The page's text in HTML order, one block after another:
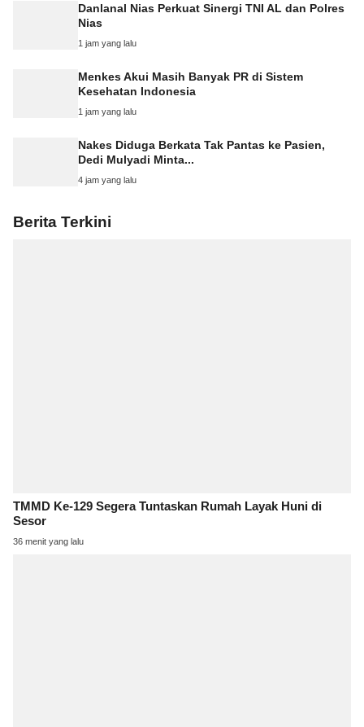
Danlanal Nias Perkuat Sinergi TNI AL dan Polres
Nias
1 jam yang lalu
Menkes Akui Masih Banyak PR di Sistem
Kesehatan Indonesia
1 jam yang lalu
Nakes Diduga Berkata Tak Pantas ke Pasien,
Dedi Mulyadi Minta...
4 jam yang lalu
Berita Terkini
TMMD Ke-129 Segera Tuntaskan Rumah Layak Huni di
Sesor
36 menit yang lalu